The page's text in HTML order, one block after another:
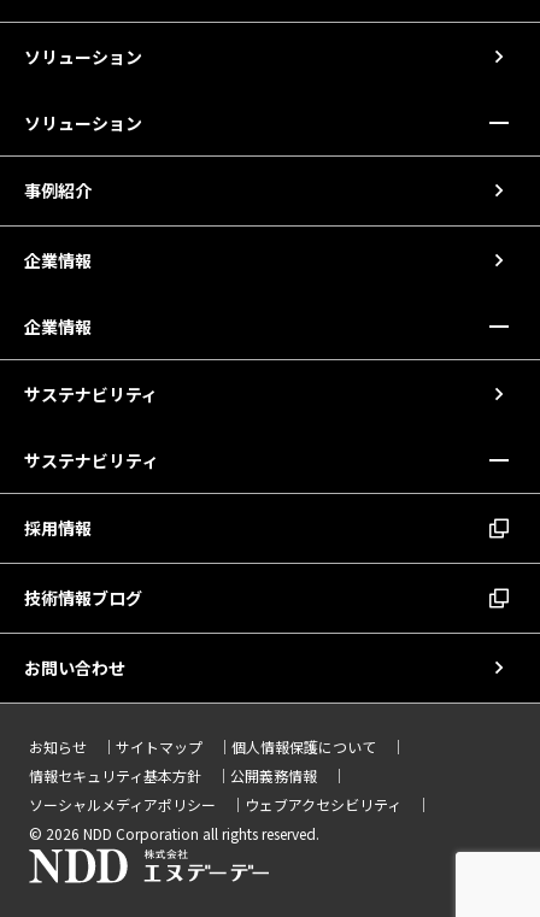
ソリューション
ソリューション
事例紹介
企業情報
企業情報
サステナビリティ
サステナビリティ
採用情報
技術情報ブログ
お問い合わせ
お知らせ サイトマップ
個人情報保護について
情報セキュリティ基本方針
公開義務情報
ソーシャルメディアポリシー
ウェブアクセシビリティ
© 2026 NDD Corporation all rights reserved.